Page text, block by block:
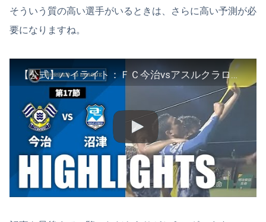
そういう質の高い選手がいるときは、さらに高い予測が必
要になりますね。
【公式】ハイライト：ＦＣ今治vsアスルクラロ沼津 明治安田生命Ｊ３リーグ 第17節 2023/7/8